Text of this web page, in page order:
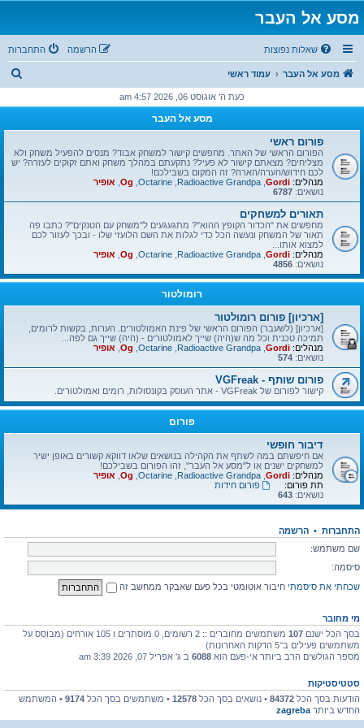
מסע אל העבר
שאלות נפוצות התחברות הרשמה
מסע אל העבר עמוד ראשי
ו
כעת ה' אוגוסט 06, 2026 4:57 am
מסע אל העבר
פורום ראשי
הפורום הראשי של האתר. מחפשים קישור למשחק אבוד? מנסים להפעיל משחק ולא
מצליחים? מצאתם קישור לא פעיל? נתקעתם במהלך משחק ואתם זקוקים לעזרה? יש
לכם חידוש/הערה/הארה? זה המקום בשבילכם!
מנהלים: Gordi
Radioactive Grandpa
Octarine
Og אופיר
נושאים: 6787
תאורים למשחקים
מחפשים את "הכדור הקופץ ההוא"? מתגעגעים ל"משחק עם הטנקים"? כתבו פה
תאור של המשחק ונעשה הכל כדי לגלות את השם הלועזי שלו - ובכך לעזור לכם
למצוא אותו...
מנהלים: Gordi
Radioactive Grandpa
Octarine
Og אופיר
נושאים: 4856
רומולטור
[ארכיון] פורום רומולטור
[ארכיון] (לשעבר) הפורום הראשי של פינת האמולטורים. הערות, בקשות לרומים,
תמיכה טכנית וכל מה ש(היה) שייך לאמולטורים - (היה) שייך גם לפה...
מנהלים: Gordi
Radioactive Grandpa
Octarine
Og אופיר
נושאים: 574
פורום שותף - VGFreak
קישור לפורום של VGFreak - אתר העוסק בקונסולות, רומים ואמולטורים.
פורום
דיבור חופשי
אם חיפשתם במה לשתף את הקהילה בנושאים שלאו דווקא קשורים באופן ישיר
למשחקים ישנים או ל"מסע אל העבר", זהו הפורום בשבילכם!
מנהלים: Gordi
Radioactive Grandpa
Octarine
Og אופיר
תת פורום:
פורום חידות
נושאים: 643
התחברות • הרשמה
שם משתמש:
סיסמה:
שכחתי את סיסמתי חיבור אוטומטי בכל פעם שאבקר ממחשב זה
מי מחובר
בסך הכל ישנם 107
משתמשים מחוברים :: 2 רשומים, 0 מוסתרים ו 105 אורחים (מבוסס על
משתמשים פעילים ב־5 הדקות האחרונות)
מספר הגולשים הרב ביותר אי-פעם הוא 6088 ב ג' אפריל 07, 2026 3:39 am
סטטיסטיקות
הודעות בסך הכל 84372 • נושאים בסך הכל 12578 • משתמשים בסך הכל 9174 • המשתמש
החדש ביותר zagreba